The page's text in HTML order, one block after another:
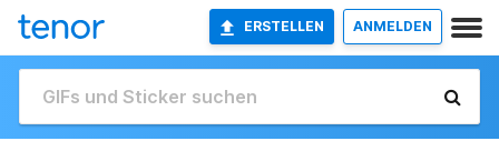
ERSTELLEN ANMELDEN